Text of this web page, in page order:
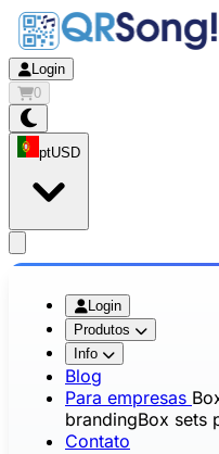
Login
0
ptUSD
Login
Produtos
Info
Blog
Para empresas
brandingBox sets
Contato